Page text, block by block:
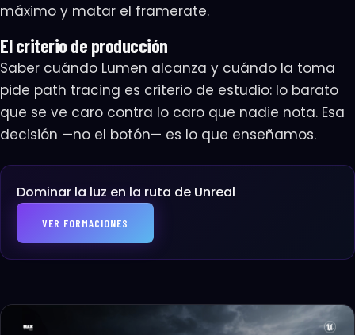
máximo y matar el framerate.
El criterio de producción
Saber cuándo Lumen alcanza y cuándo la toma
pide path tracing es criterio de estudio: lo barato
que se ve caro contra lo caro que nadie nota. Esa
decisión —no el botón— es lo que enseñamos.
Dominar la luz en la ruta de Unreal
VER FORMACIONES